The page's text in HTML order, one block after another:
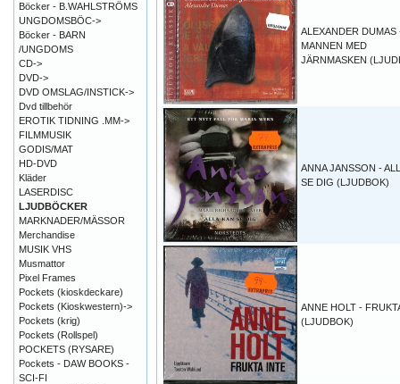
ALEXANDER DUMAS
MANNEN MED
JÄRNMASKEN
ANNA JANSSON -
SE DIG (LJUDBOK)
ANNE HOLT -
(LJUDBOK)
Böcker - B.WAHLSTRÖMS
UNGDOMSBÖC->
Böcker - BARN
/UNGDOMS
CD->
DVD->
DVD OMSLAG/INSTICK->
Dvd tillbehör
EROTIK TIDNING .MM->
FILMMUSIK
GODIS/MAT
HD-DVD
Kläder
LASERDISC
LJUDBÖCKER
MARKNADER/MÄSSOR
Merchandise
MUSIK VHS
Musmattor
Pixel Frames
Pockets (kioskdeckare)
Pockets (Kioskwestern)->
Pockets (krig)
Pockets (Rollspel)
POCKETS (RYSARE)
Pockets - DAW BOOKS -
SCI-FI